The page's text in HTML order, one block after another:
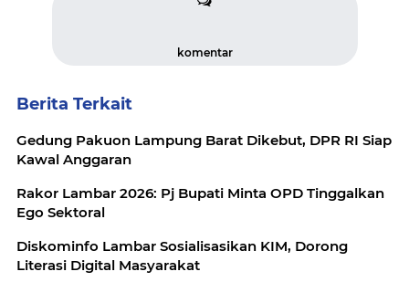
komentar
Berita Terkait
Gedung Pakuon Lampung Barat Dikebut, DPR RI Siap
Kawal Anggaran
Rakor Lambar 2026: Pj Bupati Minta OPD Tinggalkan
Ego Sektoral
Diskominfo Lambar Sosialisasikan KIM, Dorong
Literasi Digital Masyarakat